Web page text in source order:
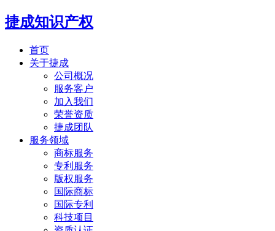
捷成知识产权
首页
关于捷成
公司概况
服务客户
加入我们
荣誉资质
捷成团队
服务领域
商标服务
专利服务
版权服务
国际商标
国际专利
科技项目